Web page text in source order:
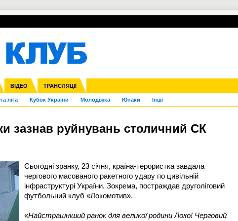
ВІДЕО ТРАНСЛЯЦІЇ
ліга Кубок України Молодіжка Юнаки Інші
Ліга націй Ліга конференцій
Франція ІншіЧЄ-2015 (U-21)
УПЛ-ПЕРЕХОДИ
зазнав руйнувань столичний СК
Сьогодні зранку, 23 січня, країна-терористка завдала
чергового масованого ракетного удару по цивільній
інфраструктурі України. Зокрема, постраждав друголіговий
футбольний клуб «Локомотив».
«Найстрашніший ранок для великої родини Локо! Черговий